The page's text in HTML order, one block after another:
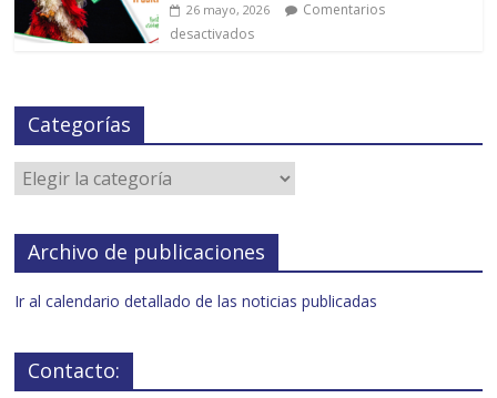
26 mayo, 2026
Comentarios
desactivados
Categorías
Archivo de publicaciones
Ir al calendario detallado de las noticias publicadas
Contacto: